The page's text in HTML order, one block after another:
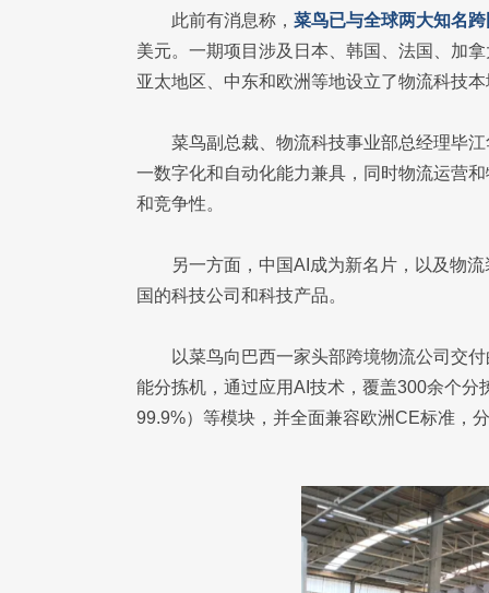
此前有消息称， 菜鸟已与全球两大知名
美元。一期项目涉及日本、韩国、法国、加
亚太地区、中东和欧洲等地设立了物流科技
菜鸟副总裁、物流科技事业部总经理毕
一数字化和自动化能力兼具，同时物流运营
和竞争性。
另一方面，中国AI成为新名片，以及物
国的科技公司和科技产品。
以菜鸟向巴西一家头部跨境物流公司交
能分拣机，通过应用AI技术，覆盖300余个
99.9%）等模块，并全面兼容欧洲CE标准，